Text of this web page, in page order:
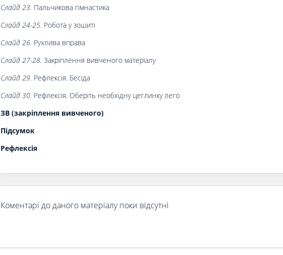
Слайд 23. Пальчикова гімнастика
Слайд 24-25. Робота у зошиті
Слайд 26. Рухлива вправа
Слайд 27-28. Закріплення вивченого матеріалу
Слайд 29. Рефлексія. Бесіда
Слайд 30. Рефлексія. Оберіть необхідну цеглинку лего
ЗВ (закріплення вивченого)
Підсумок
Рефлексія
Коментарі до даного матеріалу поки відсутні